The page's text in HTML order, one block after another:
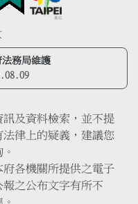
務局維護
及資料檢索，並不提
律上的疑義，建議您
各機關所提供之電子
之公布文字有所不